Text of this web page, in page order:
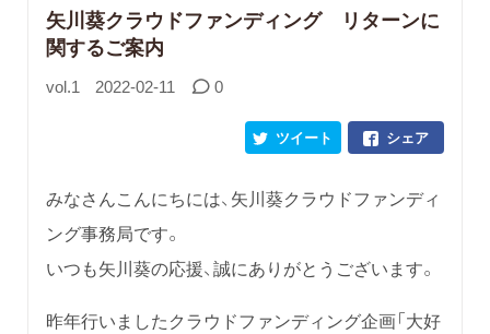
矢川葵クラウドファンディング リターンに
関するご案内
vol.1 2022-02-11 0
シェア
ツイート
みなさんこんにちには、矢川葵クラウドファンディ
ング事務局です。
いつも矢川葵の応援、誠にありがとうございます。
昨年行いましたクラウドファンディング企画「大好